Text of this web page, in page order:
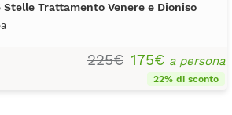
Trattamento Venere e Dioniso
225€ 175€ a persona
22% di sconto